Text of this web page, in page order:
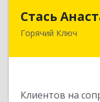
Стась
Горячий Ключ
Клиентов на
353290, г.